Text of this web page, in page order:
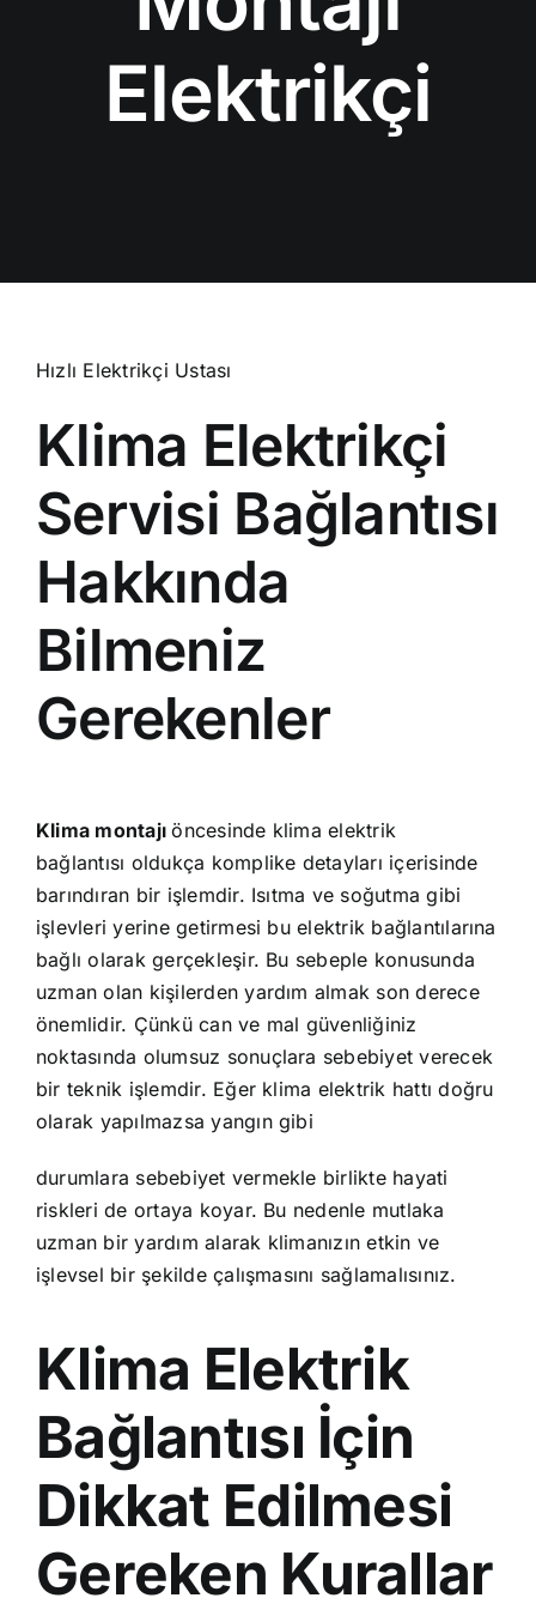
Elektrikçi
Hızlı Elektrikçi Ustası
Klima Elektrikçi
Servisi Bağlantısı
Hakkında
Bilmeniz
Gerekenler
Klima montajıöncesinde klima elektrik
bağlantısı oldukça komplike detayları içerisinde
barındıran bir işlemdir. Isıtma ve soğutma gibi
işlevleri yerine getirmesi bu elektrik bağlantılarına
bağlı olarak gerçekleşir. Bu sebeple konusunda
uzman olan kişilerden yardım almak son derece
önemlidir. Çünkü can ve mal güvenliğiniz
noktasında olumsuz sonuçlara sebebiyet verecek
bir teknik işlemdir. Eğer klima elektrik hattı doğru
olarak yapılmazsa yangın gibi
durumlara sebebiyet vermekle birlikte hayati
riskleri de ortaya koyar. Bu nedenle mutlaka
uzman bir yardım alarak klimanızın etkin ve
işlevsel bir şekilde çalışmasını sağlamalısınız.
Klima Elektrik
Bağlantısı İçin
Dikkat Edilmesi
Gereken Kurallar